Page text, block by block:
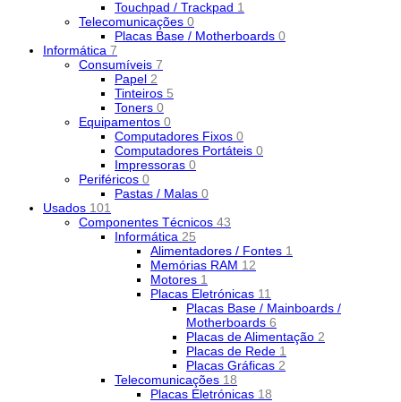
Touchpad / Trackpad 1
Telecomunicações 0
Placas Base / Motherboards 0
Informática 7
Consumíveis 7
Papel 2
Tinteiros 5
Toners 0
Equipamentos 0
Computadores Fixos 0
Computadores Portáteis 0
Impressoras 0
Periféricos 0
Pastas / Malas 0
Usados 101
Componentes Técnicos 43
Informática 25
Alimentadores / Fontes 1
Memórias RAM 12
Motores 1
Placas Eletrónicas 11
Placas Base / Mainboards /
Motherboards 6
Placas de Alimentação 2
Placas de Rede 1
Placas Gráficas 2
Telecomunicações 18
Placas Eletrónicas 18